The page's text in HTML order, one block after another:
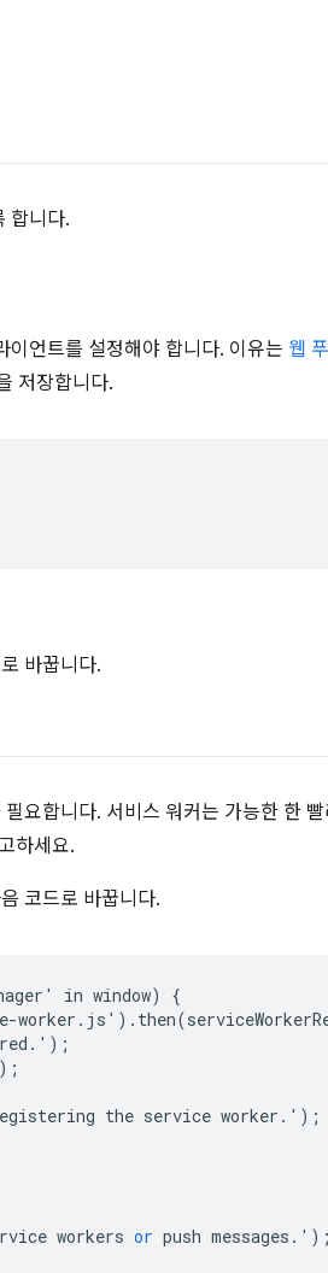
합니다.
이언트를 설정해야 합니다. 이유는 웹
저장합니다.
바꿉니다.
요합니다. 서비스 워커는 가능한 한
하세요.
코드로 바꿉니다.
' in window)
{
-worker . js '). then(
.');
the service worker .');
workers or push messages .');